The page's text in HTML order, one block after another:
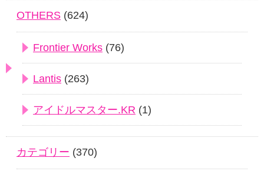
OTHERS (624)
Frontier Works (76)
Lantis (263)
アイドルマスター.KR (1)
カテゴリー (370)